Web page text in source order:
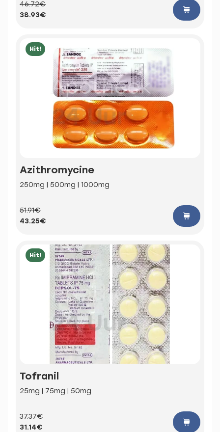
46.72€
38.93€
Hit!
Azithromycine
250mg | 500mg | 1000mg
51.91€
43.25€
Hit!
Tofranil
25mg | 75mg | 50mg
37.37€
31.14€